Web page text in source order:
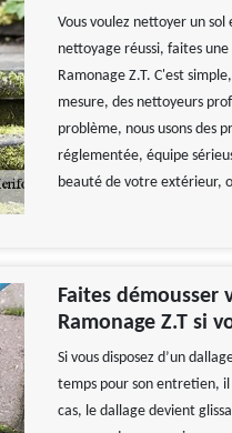
Vous voulez nettoyer un
nettoyage réussi, faites
Ramonage Z.T. C'est
mesure, des nettoyeurs
problème, nous usons des
réglementée, équipe
beauté de votre extérieur,
Faites démousser
Ramonage Z.T si
Si vous disposez d’un
temps pour son entretien, il
cas, le dallage devient